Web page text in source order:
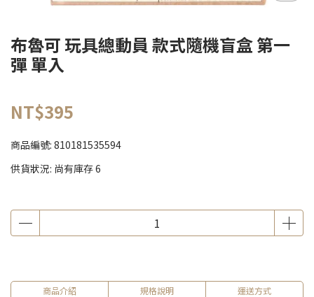
布魯可 玩具總動員 款式隨機盲盒 第一
彈 單入
NT$395
商品編號: 810181535594
供貨狀況: 尚有庫存 6
商品介紹 規格說明 運送方式